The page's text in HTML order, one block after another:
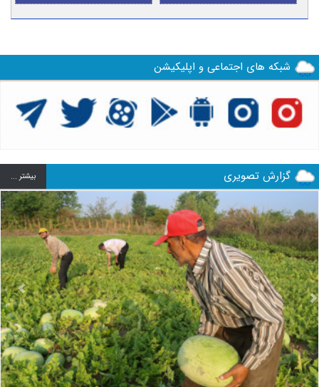
شبکه های اجتماعی و اپلیکیشن
گزارش تصویری بيشتر ...
Next